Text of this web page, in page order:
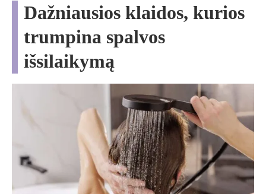
Dažniausios klaidos, kurios
trumpina spalvos
išsilaikymą